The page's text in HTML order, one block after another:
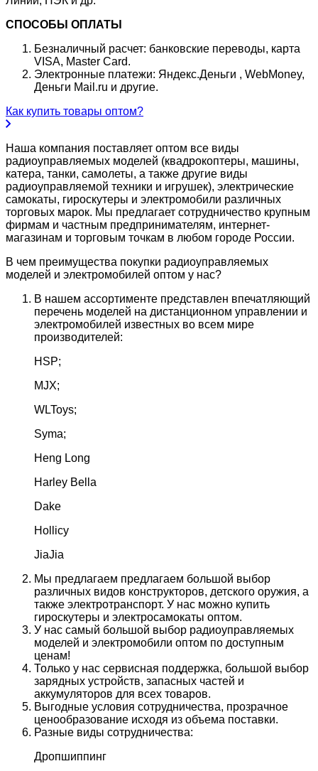
СПОСОБЫ ОПЛАТЫ
Безналичный расчет: банковские переводы, карта
VISA, Master Card.
Электронные платежи: Яндекс.Деньги , WebMoney,
Деньги Mail.ru и другие.
Как купить товары оптом?
Наша компания поставляет оптом все виды
радиоуправляемых моделей (квадрокоптеры, машины,
катера, танки, самолеты, а также другие виды
радиоуправляемой техники и игрушек), электрические
самокаты, гироскутеры и электромобили различных
торговых марок. Мы предлагает сотрудничество крупным
фирмам и частным предпринимателям, интернет-
магазинам и торговым точкам в любом городе России.
В чем преимущества покупки радиоуправляемых
моделей и электромобилей оптом у нас?
В нашем ассортименте представлен впечатляющий
перечень моделей на дистанционном управлении и
электромобилей известных во всем мире
производителей:
HSP;
MJX;
WLToys;
Syma;
Heng Long
Harley Bella
Dake
Hollicy
JiaJia
Мы предлагаем предлагаем большой выбор
различных видов конструкторов, детского оружия, а
также электротранспорт. У нас можно купить
гироскутеры и электросамокаты оптом.
У нас самый большой выбор радиоуправляемых
моделей и электромобили оптом по доступным
ценам!
Только у нас сервисная поддержка, большой выбор
зарядных устройств, запасных частей и
аккумуляторов для всех товаров.
Выгодные условия сотрудничества, прозрачное
ценообразование исходя из объема поставки.
Разные виды сотрудничества:
Дропшиппинг